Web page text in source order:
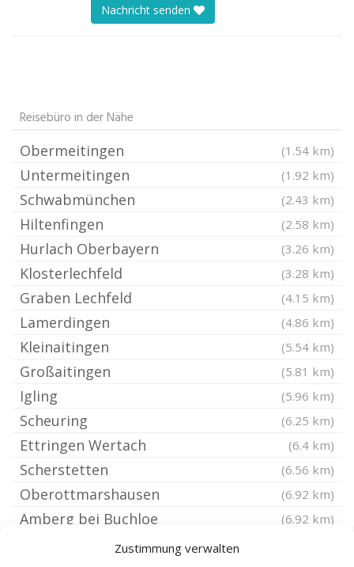
Zustimmung verwalten
Nachricht senden
Reisebüro in der Nähe
Obermeitingen (1.54 km)
Untermeitingen (1.92 km)
Schwabmünchen (2.43 km)
Hiltenfingen (2.58 km)
Hurlach Oberbayern (3.26 km)
Klosterlechfeld (3.28 km)
Graben Lechfeld (4.15 km)
Lamerdingen (4.86 km)
Kleinaitingen (5.54 km)
Großaitingen (5.81 km)
Igling (5.96 km)
Scheuring (6.25 km)
Ettringen Wertach (6.4 km)
Scherstetten (6.56 km)
Oberottmarshausen (6.92 km)
Amberg bei Buchloe (6.92 km)
Waal Schwaben